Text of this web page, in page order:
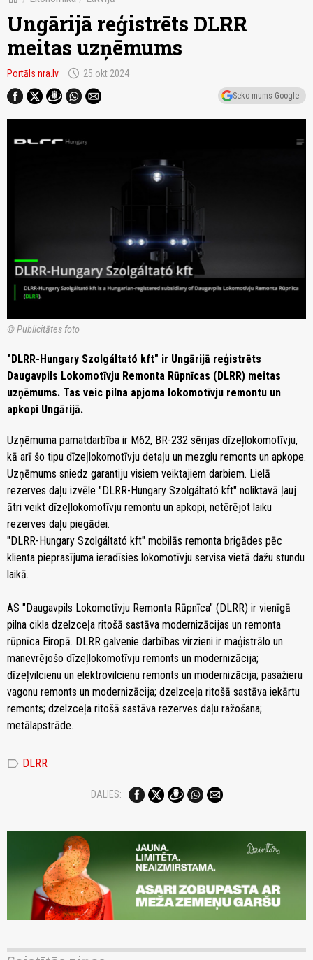
Ungārijā reģistrēts DLRR
meitas uzņēmums
Portāls nra.lv schedule 25.okt 2024
Seko mums Google
© Publicitātes foto
"DLRR-Hungary Szolgáltató kft" ir Ungārijā reģistrēts
Daugavpils Lokomotīvju Remonta Rūpnīcas (DLRR) meitas
uzņēmums. Tas veic pilna apjoma lokomotīvju remontu un
apkopi Ungārijā.
Uzņēmuma pamatdarbība ir M62, BR-232 sērijas dīzeļlokomotīvju,
kā arī šo tipu dīzeļlokomotīvju detaļu un mezglu remonts un apkope.
Uzņēmums sniedz garantiju visiem veiktajiem darbiem. Lielā
rezerves daļu izvēle "DLRR-Hungary Szolgáltató kft" noliktavā ļauj
ātri veikt dīzeļlokomotīvju remontu un apkopi, netērējot laiku
rezerves daļu piegādei.
"DLRR-Hungary Szolgáltató kft" mobilās remonta brigādes pēc
klienta pieprasījuma ieradīsies lokomotīvju servisa vietā dažu stundu
laikā.
AS "Daugavpils Lokomotīvju Remonta Rūpnīca" (DLRR) ir vienīgā
pilna cikla dzelzceļa ritošā sastāva modernizācijas un remonta
rūpnīca Eiropā. DLRR galvenie darbības virzieni ir maģistrālo un
manevrējošo dīzeļlokomotīvju remonts un modernizācija;
dīzeļvilcienu un elektrovilcienu remonts un modernizācija; pasažieru
vagonu remonts un modernizācija; dzelzceļa ritošā sastāva iekārtu
remonts; dzelzceļa ritošā sastāva rezerves daļu ražošana;
metālapstrāde.
label DLRR
DALIES: